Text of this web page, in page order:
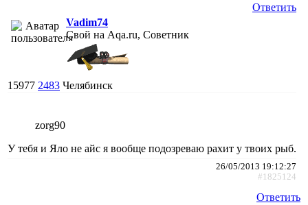
Ответить
Vadim74
Свой на Aqa.ru, Советник
15977 2483 Челябинск
zorg90
У тебя и Яло не айс я вообще подозреваю рахит у твоих рыб.
26/05/2013 19:12:27
#1825124
Ответить